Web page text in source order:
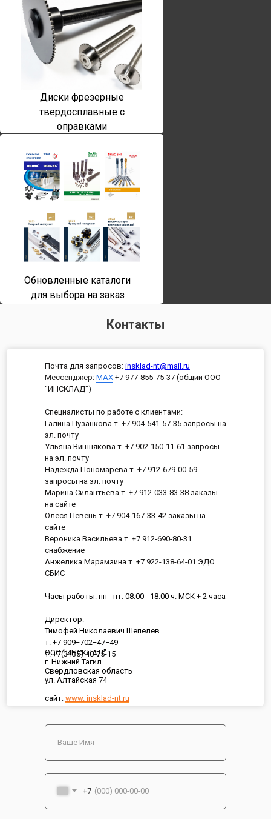
Диски фрезерные
твердосплавные с
оправками
Обновленные каталоги
для выбора на заказ
Контакты
ООО "ИНСКЛАД"
г. Нижний Тагил
Свердловская область
ул. Алтайская 74
сайт: www. insklad-nt.ru
Почта для запросов: insklad-nt@mail.ru
Мессенджер: MAX +7 977-855-75-37 (общий ООО
"ИНСКЛАД")
Специалисты по работе с клиентами:
Галина Пузанкова т. +7 904-541-57-35 запросы на
эл. почту
Ульяна Вишнякова т. +7 902-150-11-61 запросы
на эл. почту
Надежда Пономарева т. +7 912-679-00-59
запросы на эл. почту
Марина Силантьева т. +7 912-033-83-38 заказы
на сайте
Олеся Певень т. +7 904-167-33-42 заказы на
сайте
Вероника Васильева т. +7 912-690-80-31
снабжение
Анжелика Марамзина т. +7 922-138-64-01 ЭДО
СБИС
Часы работы: пн - пт: 08.00 - 18.00 ч. МСК + 2 часа
Директор:
Тимофей Николаевич Шепелев
т. +7 909−702−47−49
т. +7(3435) 40-75-15
+7